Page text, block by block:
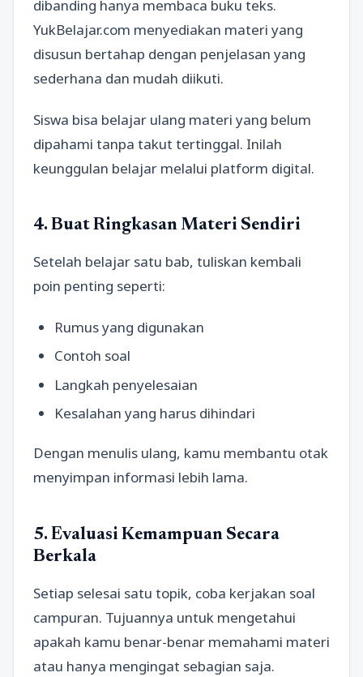
dibanding hanya membaca buku teks.
YukBelajar.com menyediakan materi yang
disusun bertahap dengan penjelasan yang
sederhana dan mudah diikuti.
Siswa bisa belajar ulang materi yang belum
dipahami tanpa takut tertinggal. Inilah
keunggulan belajar melalui platform digital.
4. Buat Ringkasan Materi Sendiri
Setelah belajar satu bab, tuliskan kembali
poin penting seperti:
Rumus yang digunakan
Contoh soal
Langkah penyelesaian
Kesalahan yang harus dihindari
Dengan menulis ulang, kamu membantu otak
menyimpan informasi lebih lama.
5. Evaluasi Kemampuan Secara
Berkala
Setiap selesai satu topik, coba kerjakan soal
campuran. Tujuannya untuk mengetahui
apakah kamu benar-benar memahami materi
atau hanya mengingat sebagian saja.